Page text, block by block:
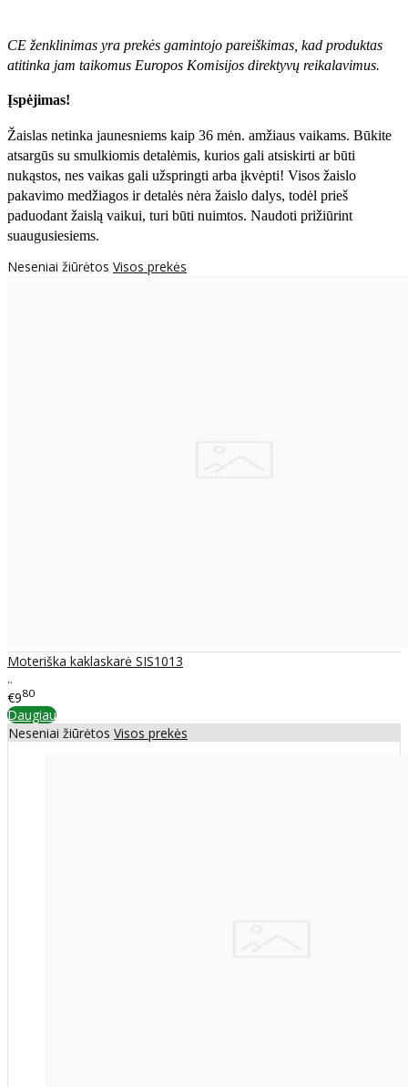
CE ženklinimas yra prekės gamintojo pareiškimas, kad produktas
atitinka jam taikomus Europos Komisijos direktyvų reikalavimus.
Įspėjimas!
Žaislas netinka jaunesniems kaip 36 mėn. amžiaus vaikams. Būkite
atsargūs su smulkiomis detalėmis, kurios gali atsiskirti ar būti
nukąstos, nes vaikas gali užspringti arba įkvėpti! Visos žaislо
pakavimo medžiagos ir detalės nėra žaislo dalys, todėl prieš
paduodant žaislą vaikui, turi būti nuimtos. Naudoti prižiūrint
suaugusiesiems.
Neseniai žiūrėtos Visos prekės
Moteriška kaklaskarė SIS1013
..
€980
Daugiau
Neseniai žiūrėtos Visos prekės